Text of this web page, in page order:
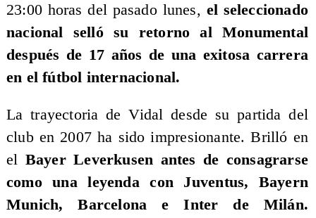
23:00 horas del pasado lunes, el seleccionado
nacional selló su retorno al Monumental
después de 17 años de una exitosa carrera
en el fútbol internacional.
La trayectoria de Vidal desde su partida del
club en 2007 ha sido impresionante. Brilló en
el Bayer Leverkusen antes de consagrarse
como una leyenda con Juventus, Bayern
Munich, Barcelona e Inter de Milán.